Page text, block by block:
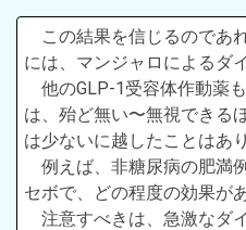
この結果を信じるのであ
には、マンジャロによるダ
他のGLP-1受容体作動薬
は、殆ど無い〜無視できる
は少ないに越したことはあ
例えば、非糖尿病の肥満
セボで、どの程度の効果が
注意すべきは、急激なダ